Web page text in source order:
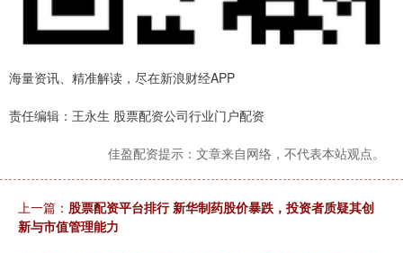
海量资讯、精准解读，尽在新浪财经APP
责任编辑：王永生 股票配资公司行业门户配资
佳盈配资提示：文章来自网络，不代表本站观点。
上一篇： 股票配资平台排行 新华制药股价暴跌，投资者质疑其创
新与市值管理能力